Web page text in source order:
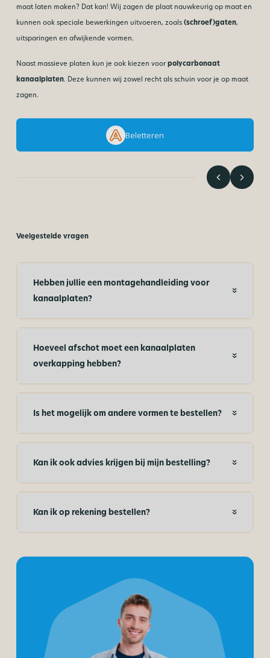
maat laten maken? Dat kan! Wij zagen de plaat nauwkeurig op maat en
kunnen ook speciale bewerkingen uitvoeren, zoals(schroef)gaten,
uitsparingen en afwijkende vormen.
Naast massieve platen kun je ook kiezen voorpolycarbonaat
kanaalplaten. Deze kunnen wij zowel recht als schuin voor je op maat
zagen.
Beletteren
Veelgestelde vragen
Hebben jullie een montagehandleiding voor
kanaalplaten?
Hoeveel afschot moet een kanaalplaten
overkapping hebben?
Is het mogelijk om andere vormen te bestellen?
Kan ik ook advies krijgen bij mijn bestelling?
Kan ik op rekening bestellen?